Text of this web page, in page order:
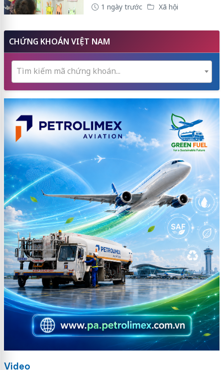
1 ngày trước Xã hội
CHỨNG KHOÁN VIỆT NAM
Tìm kiếm mã chứng khoán...
Video